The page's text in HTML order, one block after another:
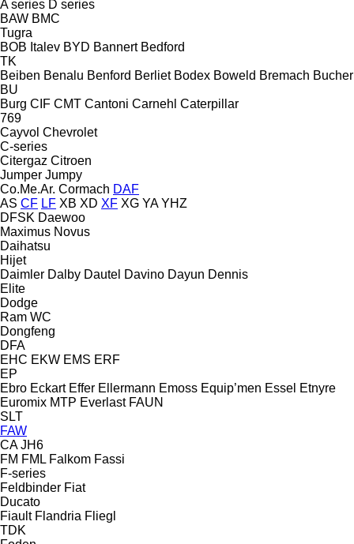
A series D series
BAW BMC
Tugra
BOB Italev BYD Bannert Bedford
TK
Beiben Benalu Benford Berliet Bodex Boweld Bremach Bucher
BU
Burg CIF CMT Cantoni Carnehl Caterpillar
769
Cayvol Chevrolet
C-series
Citergaz Citroen
Jumper Jumpy
Co.Me.Ar. Cormach DAF
AS CF LF XB XD XF XG YA YHZ
DFSK Daewoo
Maximus Novus
Daihatsu
Hijet
Daimler Dalby Dautel Davino Dayun Dennis
Elite
Dodge
Ram WC
Dongfeng
DFA
EHC EKW EMS ERF
EP
Ebro Eckart Effer Ellermann Emoss Equip’men Essel Etnyre
Euromix MTP Everlast FAUN
SLT
FAW
CA JH6
FM FML Falkom Fassi
F-series
Feldbinder Fiat
Ducato
Fiault Flandria Fliegl
TDK